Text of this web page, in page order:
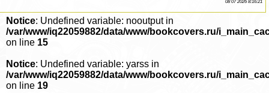
08 07 2026 8:16:21
Notice: Undefined variable: nooutput in
/var/www/iq22059882/data/www/bookcovers.ru/
on line 15
Notice: Undefined variable: yarss in
/var/www/iq22059882/data/www/bookcovers.ru/
on line 19